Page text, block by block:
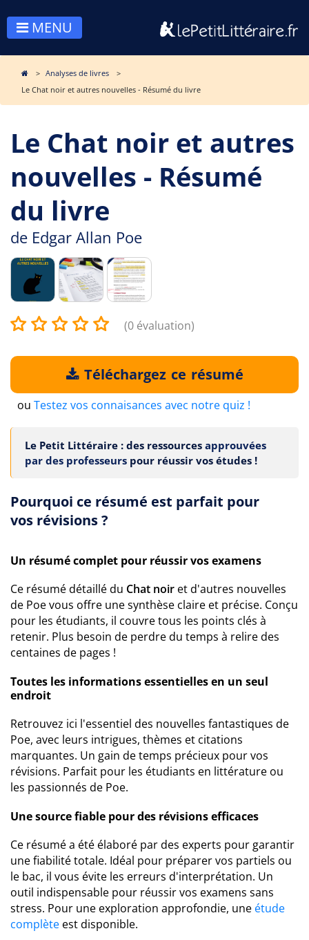
MENU
Analyses de livres
Le Chat noir et autres nouvelles - Résumé du livre
Le Chat noir et autres
nouvelles - Résumé
du livre
de Edgar Allan Poe
(0 évaluation)
Téléchargez ce résumé
ou Testez vos connaisances avec notre quiz !
Le Petit Littéraire : des ressources approuvées
par des professeurs pour réussir vos études !
Pourquoi ce résumé est parfait pour
vos révisions ?
Un résumé complet pour réussir vos examens
Ce résumé détaillé du Chat noir et d'autres nouvelles
de Poe vous offre une synthèse claire et précise. Conçu
pour les étudiants, il couvre tous les points clés à
retenir. Plus besoin de perdre du temps à relire des
centaines de pages !
Toutes les informations essentielles en un seul
endroit
Retrouvez ici l'essentiel des nouvelles fantastiques de
Poe, avec leurs intrigues, thèmes et citations
marquantes. Un gain de temps précieux pour vos
révisions. Parfait pour les étudiants en littérature ou
les passionnés de Poe.
Une source fiable pour des révisions efficaces
Ce résumé a été élaboré par des experts pour garantir
une fiabilité totale. Idéal pour préparer vos partiels ou
le bac, il vous évite les erreurs d'interprétation. Un
outil indispensable pour réussir vos examens sans
stress. Pour une exploration approfondie, une étude
complète est disponible.